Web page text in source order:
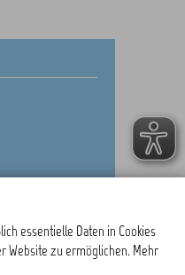
essentielle Daten in Cookies
Website zu ermöglichen. Mehr